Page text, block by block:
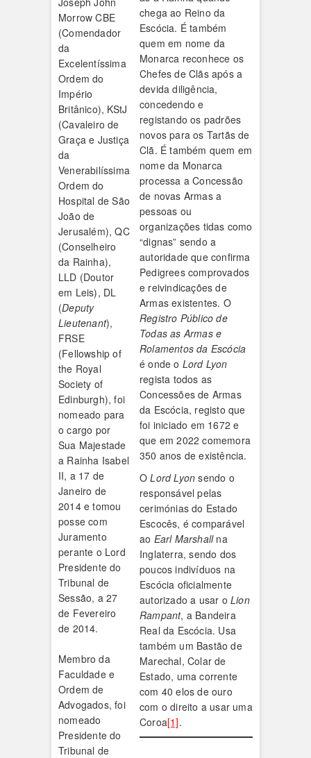
Morrow CBE
(Comendador
da
Excelentíssima
Ordem do
Império
Britânico), KStJ
(Cavaleiro de
Graça e Justiça
da
Venerabilíssima
Ordem do
Hospital de São
João de
Jerusalém), QC
(Conselheiro
da Rainha),
LLD (Doutor
em Leis), DL
(Deputy
Lieutenant),
FRSE
(Fellowship of
the Royal
Society of
Edinburgh), foi
nomeado para
o cargo por
Sua Majestade
a Rainha Isabel
II, a 17 de
Janeiro de
2014 e tomou
posse com
Juramento
perante o Lord
Presidente do
Tribunal de
Sessão, a 27
de Fevereiro
de 2014.
Membro da
Faculdade e
Ordem de
Advogados, foi
nomeado
Presidente do
Tribunal de
chega ao Reino da
Escócia. É também
quem em nome da
Monarca reconhece os
Chefes de Clãs após a
devida diligência,
concedendo e
registando os padrões
novos para os Tartãs de
Clã. É também quem em
nome da Monarca
processa a Concessão
de novas Armas a
pessoas ou
organizações tidas como
“dignas” sendo a
autoridade que confirma
Pedigrees comprovados
e reivindicações de
Armas existentes. O
Registro Público de
Todas as Armas e
Rolamentos da Escócia
é onde o Lord Lyon
regista todos as
Concessões de Armas
da Escócia, registo que
foi iniciado em 1672 e
que em 2022 comemora
350 anos de existência.
OLord Lyon sendo o
responsável pelas
cerimónias do Estado
Escocês, é comparável
ao Earl Marshallna
Inglaterra, sendo dos
poucos indivíduos na
Escócia oficialmente
autorizado a usar o Lion
Rampant, a Bandeira
Real da Escócia. Usa
também um Bastão de
Marechal, Colar de
Estado, uma corrente
com 40 elos de ouro
com o direito a usar uma
Coroa[1].